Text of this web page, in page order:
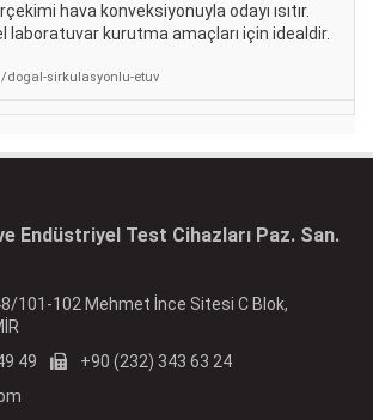
hava konveksiyonuyla odayı ısıtır.
laboratuvar kurutma amaçları için idealdir.
dogal-sirkulasyonlu-etuv
Endüstriyel Test Cihazları Paz. San.
101-102 Mehmet İnce Sitesi C Blok,
49
+90 (232) 343 63 24